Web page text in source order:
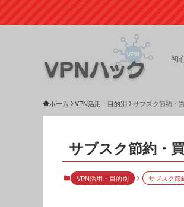
初
ホーム VPN活用・目的別 サブスク節約・
サブスク節約・
VPN活用・目的別 サブスク節